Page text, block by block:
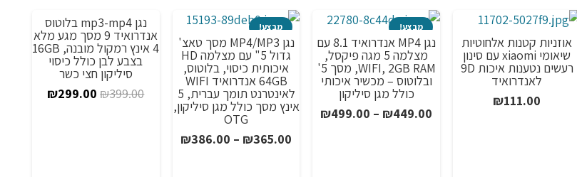
אוזניות קטנות אלחוטיות
שיאומי xiaomi עם סינון
רעשים נטענות איכות 9D
לאנדרואיד
₪111.00
מבצע!
נגן MP4 אנדרואיד 8.1 עם
מצלמה 5 מגה פיקסל,
WIFI, 2GB RAM, מסך 5'
ובלוטוס – מכשיר איכותי
כולל מגן סיליקון
₪449.00
–
₪499.00
טווח
מחירים:
מבצע!
נגן MP4/MP3 מסך טאצ'
גדול 5" עם מצלמה HD
איכותית כיסוי, בלוטוס,
64GB אנדרואיד WIFI
לאינטרנט תומך עברית, 5
אינץ מסך כולל מגן סיליקון,
OTG
₪365.00
–
₪386.00
טווח
מבצע! נגן mp3-mp4 בלוטוס
אנדרואיד 9 מסך מגע מלא
4 אינץ רמקול מובנה, 16GB
בצבע לבן כולל כיסוי
סיליקון חצי כשר
₪399.00
המחיר ₪299.00
המחיר